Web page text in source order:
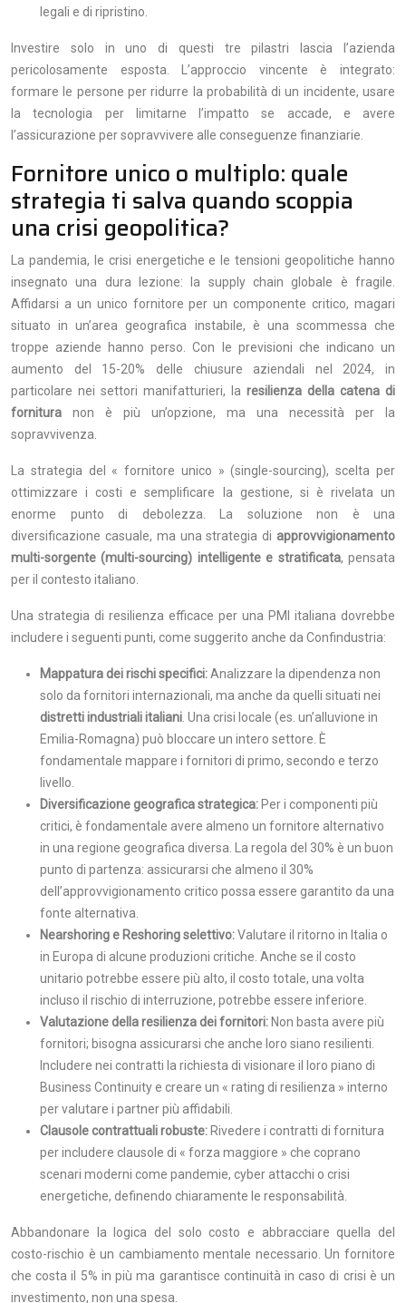
legali e di ripristino.
Investire solo in uno di questi tre pilastri lascia l’azienda
pericolosamente esposta. L’approccio vincente è integrato:
formare le persone per ridurre la probabilità di un incidente, usare
la tecnologia per limitarne l’impatto se accade, e avere
l’assicurazione per sopravvivere alle conseguenze finanziarie.
Fornitore unico o multiplo: quale
strategia ti salva quando scoppia
una crisi geopolitica?
La pandemia, le crisi energetiche e le tensioni geopolitiche hanno
insegnato una dura lezione: la supply chain globale è fragile.
Affidarsi a un unico fornitore per un componente critico, magari
situato in un’area geografica instabile, è una scommessa che
troppe aziende hanno perso. Con le previsioni che indicano un
aumento del 15-20% delle chiusure aziendali nel 2024, in
particolare nei settori manifatturieri, la resilienza della catena di
fornitura non è più un’opzione, ma una necessità per la
sopravvivenza.
La strategia del « fornitore unico » (single-sourcing), scelta per
ottimizzare i costi e semplificare la gestione, si è rivelata un
enorme punto di debolezza. La soluzione non è una
diversificazione casuale, ma una strategia di approvvigionamento
multi-sorgente (multi-sourcing) intelligente e stratificata, pensata
per il contesto italiano.
Una strategia di resilienza efficace per una PMI italiana dovrebbe
includere i seguenti punti, come suggerito anche da Confindustria:
Mappatura dei rischi specifici:Analizzare la dipendenza non
solo da fornitori internazionali, ma anche da quelli situati nei
distretti industriali italiani. Una crisi locale (es. un’alluvione in
Emilia-Romagna) può bloccare un intero settore. È
fondamentale mappare i fornitori di primo, secondo e terzo
livello.
Diversificazione geografica strategica: Per i componenti più
critici, è fondamentale avere almeno un fornitore alternativo
in una regione geografica diversa. La regola del 30% è un buon
punto di partenza: assicurarsi che almeno il 30%
dell’approvvigionamento critico possa essere garantito da una
fonte alternativa.
Nearshoring e Reshoring selettivo:Valutare il ritorno in Italia o
in Europa di alcune produzioni critiche. Anche se il costo
unitario potrebbe essere più alto, il costo totale, una volta
incluso il rischio di interruzione, potrebbe essere inferiore.
Valutazione della resilienza dei fornitori: Non basta avere più
fornitori; bisogna assicurarsi che anche loro siano resilienti.
Includere nei contratti la richiesta di visionare il loro piano di
Business Continuity e creare un « rating di resilienza » interno
per valutare i partner più affidabili.
Clausole contrattuali robuste: Rivedere i contratti di fornitura
per includere clausole di « forza maggiore » che coprano
scenari moderni come pandemie, cyber attacchi o crisi
energetiche, definendo chiaramente le responsabilità.
Abbandonare la logica del solo costo e abbracciare quella del
costo-rischio è un cambiamento mentale necessario. Un fornitore
che costa il 5% in più ma garantisce continuità in caso di crisi è un
investimento, non una spesa.